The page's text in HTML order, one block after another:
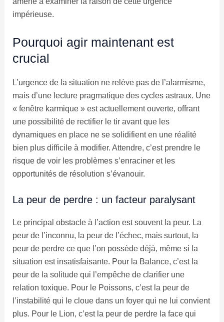
impérieuse.
Pourquoi agir maintenant est
crucial
L’urgence de la situation ne relève pas de l’alarmisme,
mais d’une lecture pragmatique des cycles astraux. Une
« fenêtre karmique » est actuellement ouverte, offrant
une possibilité de rectifier le tir avant que les
dynamiques en place ne se solidifient en une réalité
bien plus difficile à modifier. Attendre, c’est prendre le
risque de voir les problèmes s’enraciner et les
opportunités de résolution s’évanouir.
La peur de perdre : un facteur paralysant
Le principal obstacle à l’action est souvent la peur. La
peur de l’inconnu, la peur de l’échec, mais surtout, la
peur de perdre ce que l’on possède déjà, même si la
situation est insatisfaisante. Pour la Balance, c’est la
peur de la solitude qui l’empêche de clarifier une
relation toxique. Pour le Poissons, c’est la peur de
l’instabilité qui le cloue dans un foyer qui ne lui convient
plus. Pour le Lion, c’est la peur de perdre la face qui